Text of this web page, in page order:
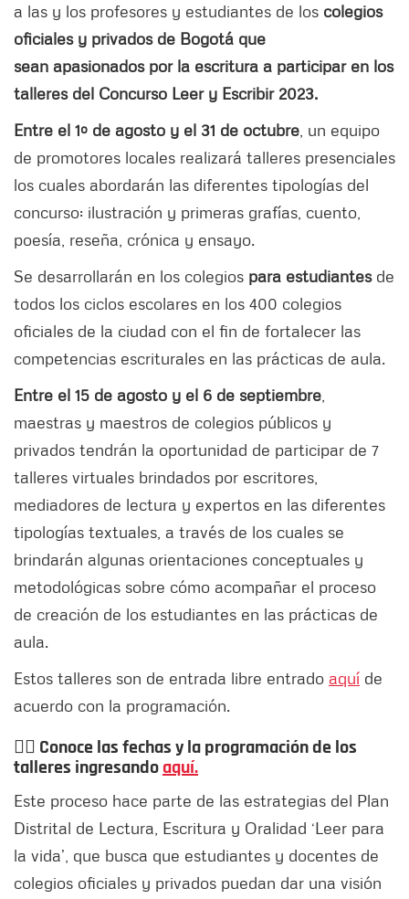
a las y los profesores y estudiantes de los colegios
oficiales y privados de Bogotá que
sean apasionados por la escritura a participar en los
talleres del Concurso Leer y Escribir 2023.
Entre el 1º de agosto y el 31 de octubre , un equipo
de promotores locales realizará talleres presenciales
los cuales abordarán las diferentes tipologías del
concurso: ilustración y primeras grafías, cuento,
poesía, reseña, crónica y ensayo.
Se desarrollarán en los colegios para estudiantesde
todos los ciclos escolares en los 400 colegios
oficiales de la ciudad con el fin de fortalecer las
competencias escriturales en las prácticas de aula.
Entre el 15 de agosto y el 6 de septiembre
maestras y maestros de colegios públicos y
privados tendrán la oportunidad de participar de 7
talleres virtuales brindados por escritores,
mediadores de lectura y expertos en las diferentes
tipologías textuales, a través de los cuales se
brindarán algunas orientaciones conceptuales y
metodológicas sobre cómo acompañar el proceso
de creación de los estudiantes en las prácticas de
aula.
Estos talleres son de entrada libre entrado aquí de
acuerdo con la programación.
👉🏻 Conoce las fechas y la programación de los
talleres ingresandoaquí.
Este proceso hace parte de las estrategias del Plan
Distrital de Lectura, Escritura y Oralidad ‘Leer para
la vida’, que busca que estudiantes y docentes de
colegios oficiales y privados puedan dar una visión